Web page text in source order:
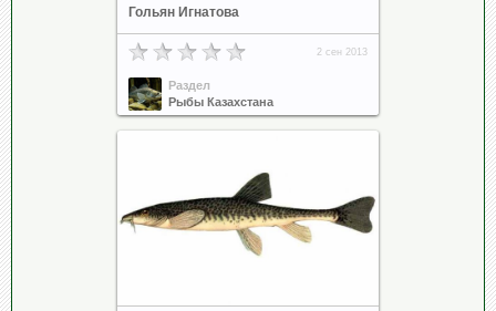
Гольян Игнатова
2 сен 2013
Раздел
Рыбы Казахстана